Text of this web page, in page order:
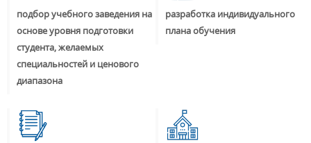
подбор учебного заведения на
основе уровня подготовки
студента, желаемых
специальностей и ценового
диапазона
разработка индивидуального
плана обучения